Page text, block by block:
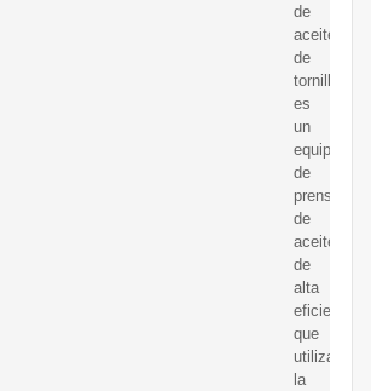
de
aceite
de
tornillo,
es
un
equipo
de
prensado
de
aceite
de
alta
eficiencia,
que
utiliza
la